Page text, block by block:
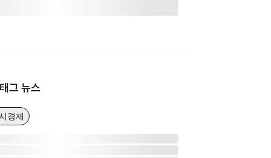
그 뉴스
경제